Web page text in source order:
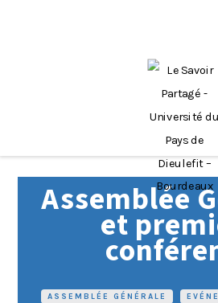
ASSEMBLÉE GÉNÉRALE
Assemblée
et